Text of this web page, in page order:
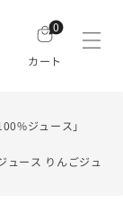
0
カート
ジュース」
ュース りんごジュ